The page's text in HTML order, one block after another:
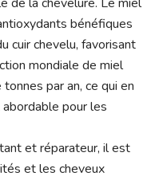
bénéfiques
cuir chevelu, favorisant
mondiale de miel
par an, ce qui en
pour les
et réparateur, il est
et les cheveux